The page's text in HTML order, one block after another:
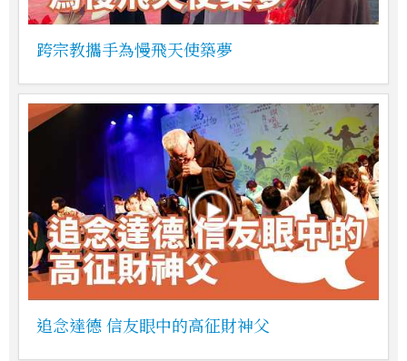
跨宗教攜手為慢飛天使築夢
追念達德 信友眼中的高征財神父